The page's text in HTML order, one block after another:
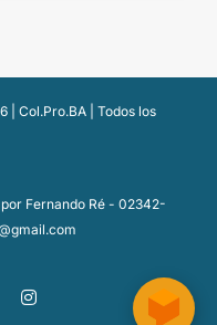
| Col.Pro.BA | Todos los
Fernando Ré - 02342-
Instagram